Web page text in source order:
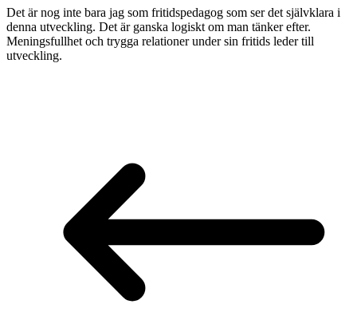
Det är nog inte bara jag som fritidspedagog som ser det självklara i
denna utveckling. Det är ganska logiskt om man tänker efter.
Meningsfullhet och trygga relationer under sin fritids leder till
utveckling.